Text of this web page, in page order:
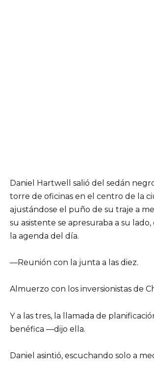
Daniel Hartwell salió del sedán
torre de oficinas en el centro de la
ajustándose el puño de su traje a
su asistente se apresuraba a su
la agenda del día.
—Reunión con la junta a las diez.
Almuerzo con los inversionistas de
Y a las tres, la llamada de
benéfica —dijo ella.
Daniel asintió, escuchando solo a